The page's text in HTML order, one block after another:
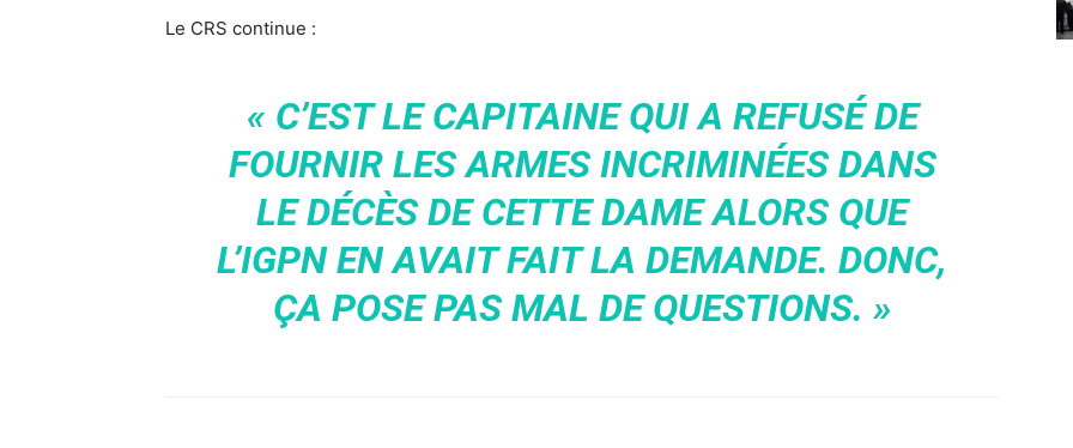
Le CRS continue :
« C’EST LE CAPITAINE QUI A REFUSÉ DE
FOURNIR LES ARMES INCRIMINÉES DANS
LE DÉCÈS DE CETTE DAME ALORS QUE
L’IGPN EN AVAIT FAIT LA DEMANDE. DONC,
ÇA POSE PAS MAL DE QUESTIONS. »